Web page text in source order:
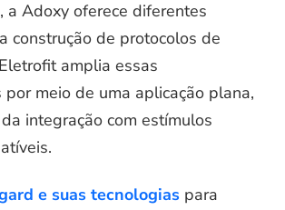
a Adoxy oferece diferentes
construção de protocolos de
amplia essas
meio de uma aplicação plana,
integração com estímulos
e suas tecnologiaspara